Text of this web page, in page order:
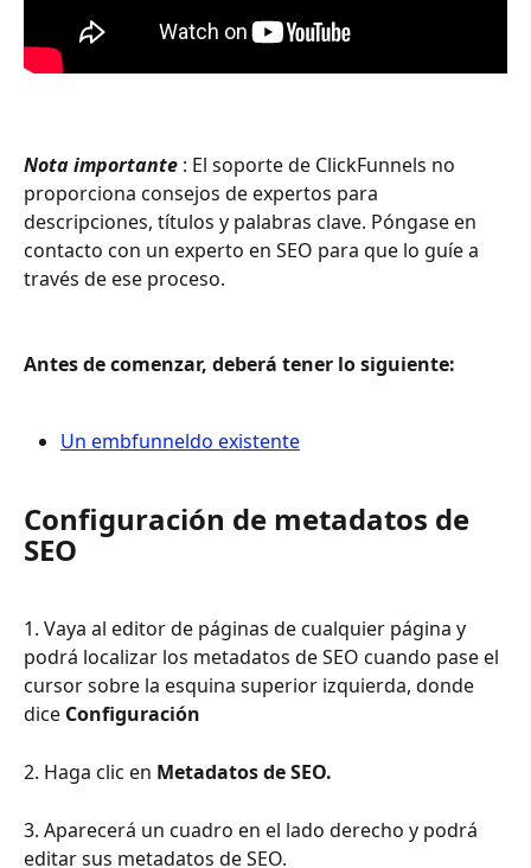
Nota importante : El soporte de ClickFunnels no
proporciona consejos de expertos para
descripciones, títulos y palabras clave. Póngase en
contacto con un experto en SEO para que lo guíe a
través de ese proceso.
Antes de comenzar, deberá tener lo siguiente:
Un embfunneldo existente
Configuración de metadatos de
SEO
1. Vaya al editor de páginas de cualquier página y
podrá localizar los metadatos de SEO cuando pase el
cursor sobre la esquina superior izquierda, donde
dice Configuración
2. Haga clic en Metadatos de SEO.
3. Aparecerá un cuadro en el lado derecho y podrá
editar sus metadatos de SEO.